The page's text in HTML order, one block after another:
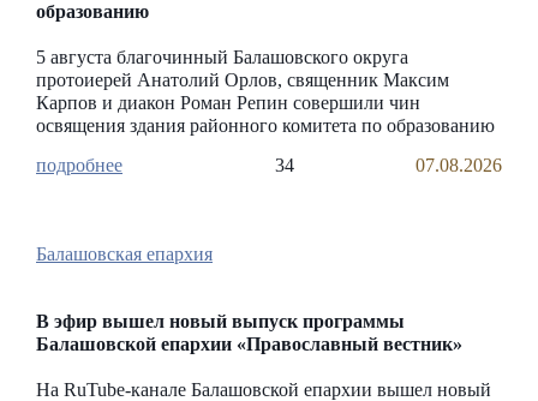
образованию
5 августа благочинный Балашовского округа
протоиерей Анатолий Орлов, священник Максим
Карпов и диакон Роман Репин совершили чин
освящения здания районного комитета по образованию
34
07.08.2026
Балашовская епархия
В эфир вышел новый выпуск программы
Балашовской епархии «Православный вестник»
На RuTube-канале Балашовской епархии вышел новый